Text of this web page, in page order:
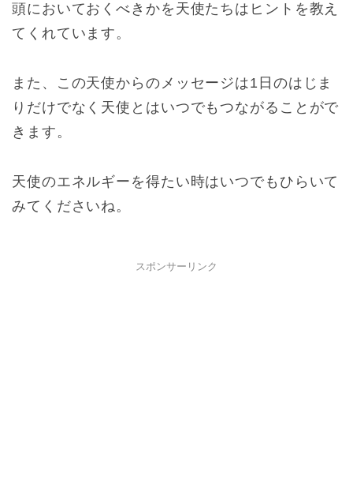
頭においておくべきかを天使たちはヒントを教え
てくれています。
また、この天使からのメッセージは1日のはじま
りだけでなく天使とはいつでもつながることがで
きます。
天使のエネルギーを得たい時はいつでもひらいて
みてくださいね。
スポンサーリンク